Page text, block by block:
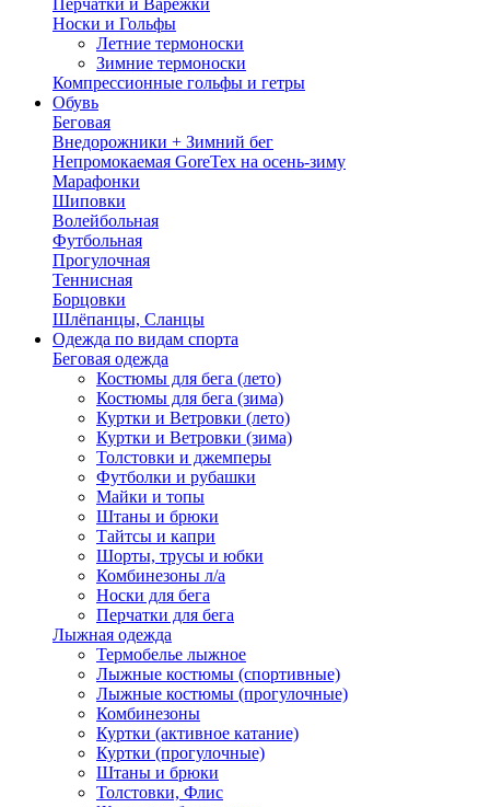
Перчатки и Варежки
Носки и Гольфы
Летние термоноски
Зимние термоноски
Компрессионные гольфы и гетры
Обувь
Беговая
Внедорожники + Зимний бег
Непромокаемая GoreTex на осень-зиму
Марафонки
Шиповки
Волейбольная
Футбольная
Прогулочная
Теннисная
Борцовки
Шлёпанцы, Сланцы
Одежда по видам спорта
Беговая одежда
Костюмы для бега (лето)
Костюмы для бега (зима)
Куртки и Ветровки (лето)
Куртки и Ветровки (зима)
Толстовки и джемперы
Футболки и рубашки
Майки и топы
Штаны и брюки
Тайтсы и капри
Шорты, трусы и юбки
Комбинезоны л/а
Носки для бега
Перчатки для бега
Лыжная одежда
Термобелье лыжное
Лыжные костюмы (спортивные)
Лыжные костюмы (прогулочные)
Комбинезоны
Куртки (активное катание)
Куртки (прогулочные)
Штаны и брюки
Толстовки, Флис